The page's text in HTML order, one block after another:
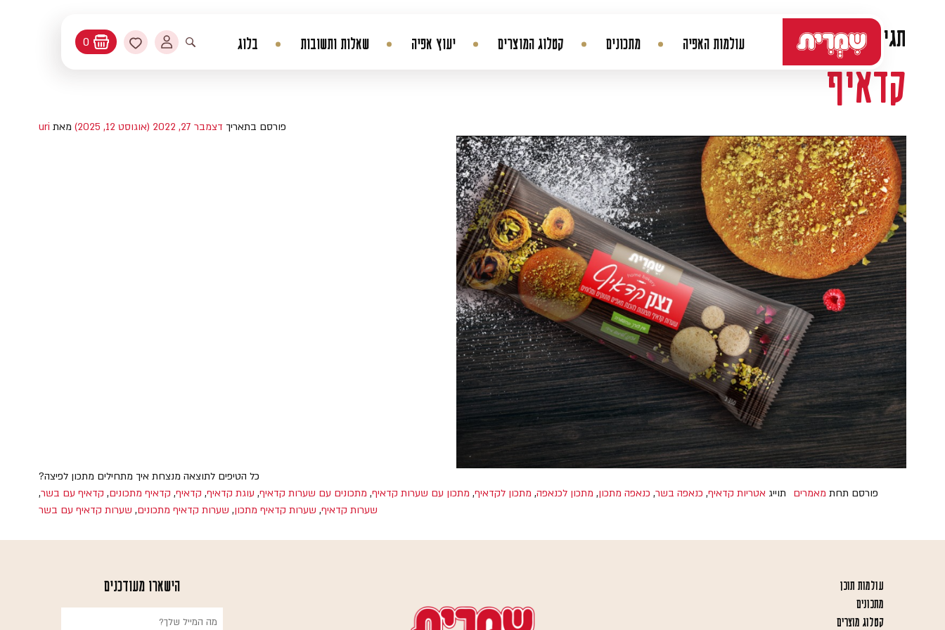
ניווט ראשי עולמות האפיה מתכונים קטלוג המוצרים יעוץ אפיה שאלות ותשובות בלוג פתיחת חיפוש
החשבון שלימועדפים
עגלת קניות
0 תגית:קדאיף עם בשר
קדאיף
פורסם בתאריך דצמבר 27, 2022 (אוגוסט 12, 2025) מאת uri
כל הטיפים לתוצאה מנצחת איך מתחילים מתכון לפיצה?
פורסם תחת מאמרים תוייג אטריות קדאיף, כנאפה בשר, כנאפה מתכון, מתכון לכנאפה, מתכון לקדאיף, מתכון עם שערות קדאיף, מתכונים עם שערות קדאיף, עוגת קדאיף, קדאיף, קדאיף מתכונים, קדאיף עם בשר,
שערות קדאיף, שערות קדאיף מתכון, שערות קדאיף מתכונים, שערות קדאיף עם בשר
עולמות תוכן
מתכונים
קטלוג מוצרים
הישארו מעודכנים